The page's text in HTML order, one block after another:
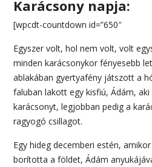
Karácsony napja:
[wpcdt-countdown id=”650″
Egyszer volt, hol nem volt, volt
minden karácsonykor fényesebb
ablakában gyertyafény játszott a
faluban lakott egy kisfiú, Ádám,
karácsonyt, legjobban pedig a
ragyogó csillagot.
Egy hideg decemberi estén,
borította a földet, Ádám